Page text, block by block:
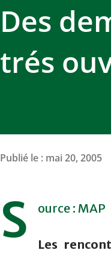
Des
trés
Publié le : mai 20, 2005
S ource : MAP
Les